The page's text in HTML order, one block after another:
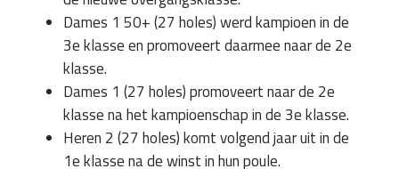
Dames 1 50+ (27 holes) werd kampioen in de
3e klasse en promoveert daarmee naar de 2e
klasse.
Dames 1 (27 holes) promoveert naar de 2e
klasse na het kampioenschap in de 3e klasse.
Heren 2 (27 holes) komt volgend jaar uit in de
1e klasse na de winst in hun poule.